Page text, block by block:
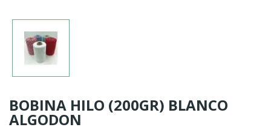
BOBINA HILO (200GR) BLANCO
ALGODON